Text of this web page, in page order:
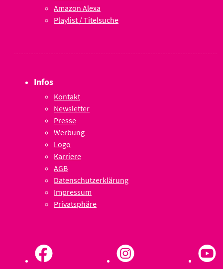
Amazon Alexa
Playlist / Titelsuche
Infos
Kontakt
Newsletter
Presse
Werbung
Logo
Karriere
AGB
Datenschutzerklärung
Impressum
Privatsphäre